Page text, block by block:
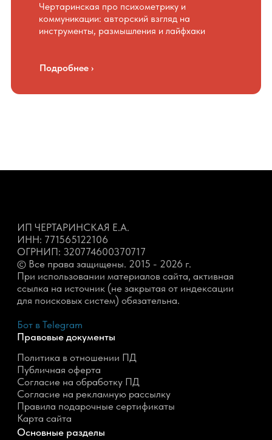
Чертаринская про психометрику и
коммуникации: авторский взгляд на
инструменты, размышления и лайфхаки
Подробнее ›